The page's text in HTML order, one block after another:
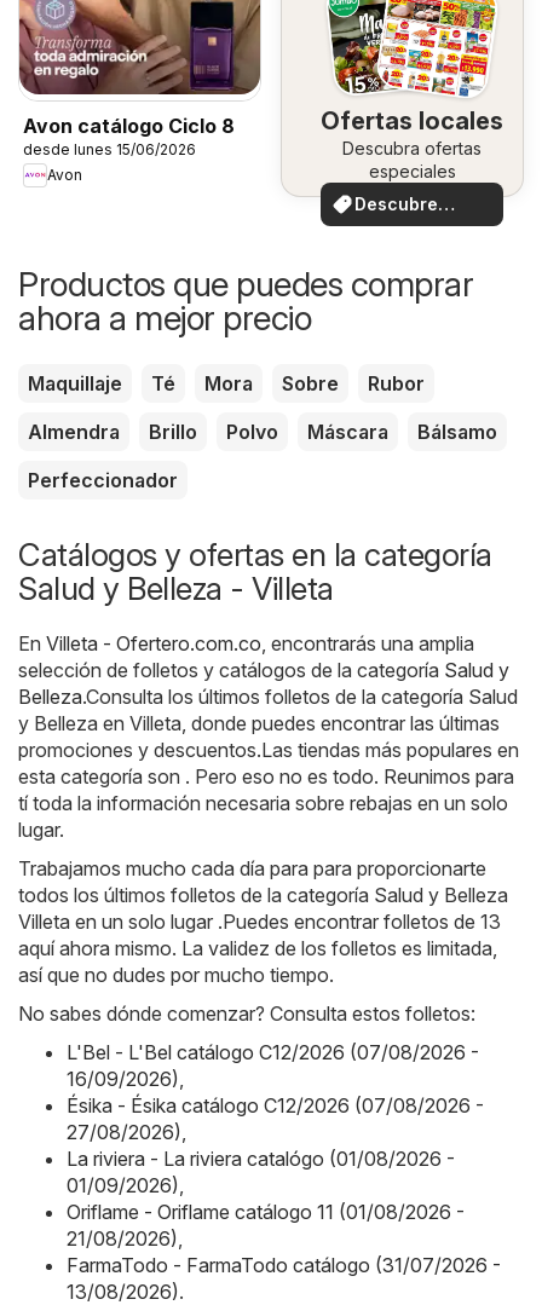
Avon catálogo Ciclo 8
desde lunes 15/06/2026
Avon
Ofertas locales
Descubra ofertas
especiales
Descubre
ofertas
Productos que puedes comprar
ahora a mejor precio
Maquillaje Té Mora Sobre
Rubor
Almendra
Brillo Polvo Máscara
Bálsamo
Perfeccionador
Catálogos y ofertas en la categoría
Salud y Belleza - Villeta
En Villeta - Ofertero.com.co , encontrarás una amplia
selección de folletos y catálogos de la categoría Salud y
Belleza.Consulta los últimos folletos de la categoría Salud
y Belleza en Villeta, donde puedes encontrar las últimas
promociones y descuentos.Las tiendas más populares en
esta categoría son . Pero eso no es todo. Reunimos para
tí toda la información necesaria sobre rebajas en un solo
lugar.
Trabajamos mucho cada día para para proporcionarte
todos los últimos folletos de la categoría Salud y Belleza
Villeta en un solo lugar .Puedes encontrar folletos de 13
aquí ahora mismo. La validez de los folletos es limitada,
así que no dudes por mucho tiempo.
No sabes dónde comenzar? Consulta estos folletos:
L'Bel - L'Bel catálogo C12/2026 (07/08/2026 -
16/09/2026)
Ésika - Ésika catálogo C12/2026 (07/08/2026 -
27/08/2026)
La riviera - La riviera catalógo (01/08/2026 -
01/09/2026)
Oriflame - Oriflame catálogo 11 (01/08/2026 -
21/08/2026)
FarmaTodo - FarmaTodo catálogo (31/07/2026 -
13/08/2026).